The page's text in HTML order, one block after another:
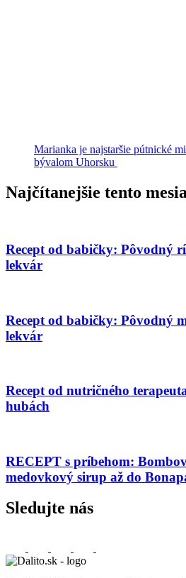
Marianka je najstaršie pútnické
bývalom Uhorsku
Najčítanejšie tento
Recept od babičky: Pôvodný
lekvár
Recept od babičky: Pôvodný
lekvár
Recept od nutričného
hubách
RECEPT s príbehom:
medovkový sirup až do
Sledujte nás